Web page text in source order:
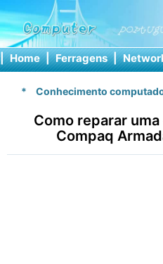
| Home | Ferragens |
* Conhecimento
Como reparar
Compaq